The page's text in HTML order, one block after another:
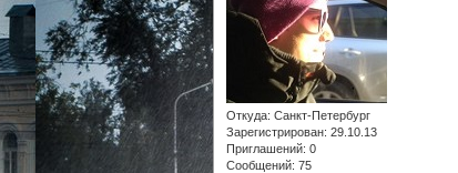
Откуда: Санкт-Петербург
Зарегистрирован: 29.10.13
Приглашений: 0
Сообщений: 75